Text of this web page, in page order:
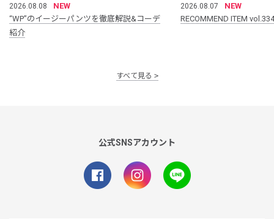
2026.08.08
NEW
“WP”のイージーパンツを徹底解説&コーデ
紹介
2026.08.07
NEW
RECOMMEND ITEM vol.334
すべて見る
公式SNSアカウント